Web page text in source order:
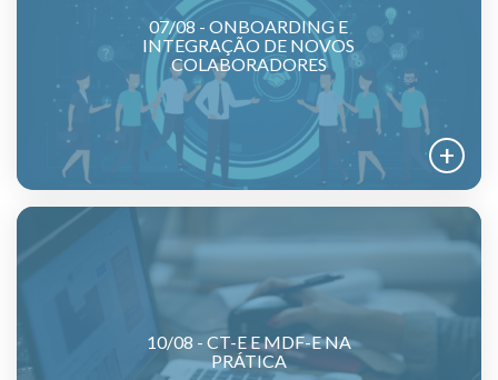
07/08 - ONBOARDING E
INTEGRAÇÃO DE NOVOS
COLABORADORES
10/08 - CT-E E MDF-E NA
PRÁTICA